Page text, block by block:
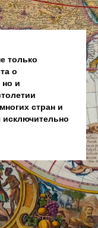
только
о
но и
стран и
исключительно